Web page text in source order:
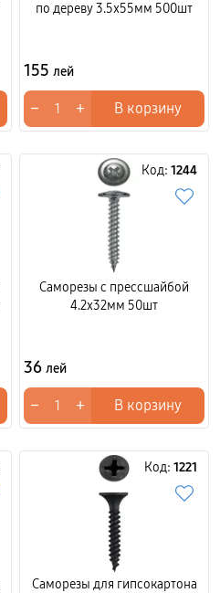
по дереву 3.5x55мм 500шт
155 лей
− + В корзину
Код: 1244
Саморезы с прессшайбой
4.2x32мм 50шт
36 лей
− + В корзину
Код: 1221
Саморезы для гипсокартона